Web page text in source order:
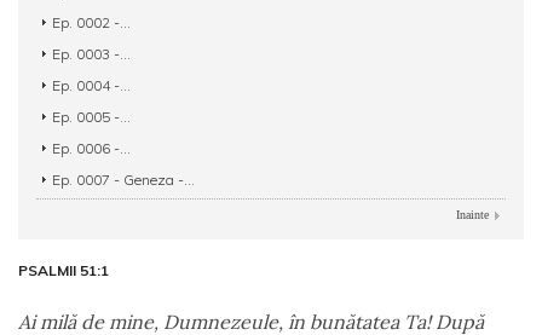
Ep. 0002 -...
Ep. 0003 -...
Ep. 0004 -...
Ep. 0005 -...
Ep. 0006 -...
Ep. 0007 - Geneza -...
Inainte
PSALMII 51:1
Ai milă de mine, Dumnezeule, în bunătatea Ta! După